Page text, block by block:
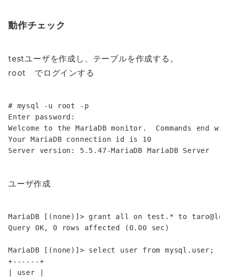
動作チェック
testユーザを作成し、テーブルを作成する。
root でログインする
# mysql -u root -p
Enter password:
Welcome to the MariaDB monitor.  Commands end
Your MariaDB connection id is 10
ユーザ作成
MariaDB [(none)]> grant all on test.* to
Query OK, 0 rows affected (0.00 sec)
MariaDB [(none)]> select user from mysql.user;
+------+
| user |